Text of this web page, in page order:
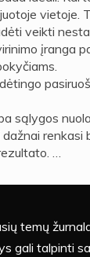
vietoje.
veikti
įranga
sąlygos
renkasi
…
temų
gali talpinti